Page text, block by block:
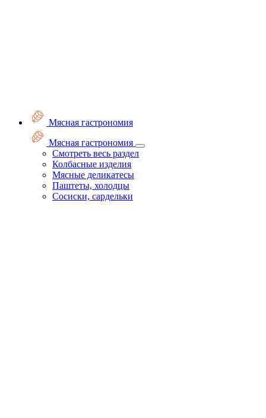
Мясная гастрономия
Мясная гастрономия
Смотреть весь раздел
Колбасные изделия
Мясные деликатесы
Паштеты, холодцы
Сосиски, сардельки